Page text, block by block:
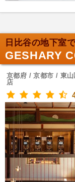
日比谷の地下室
GESHARY
京都府 / 京都市 / 東
店